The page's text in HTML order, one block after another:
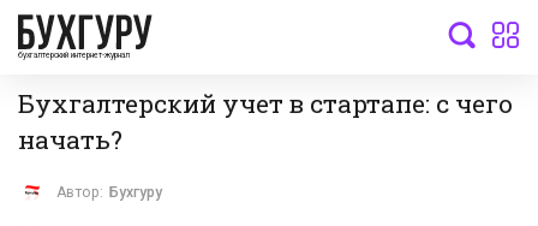
бухгалтерский интернет-журнал
Бухгалтерский учет в стартапе: с чего
начать?
Автор: Бухгуру